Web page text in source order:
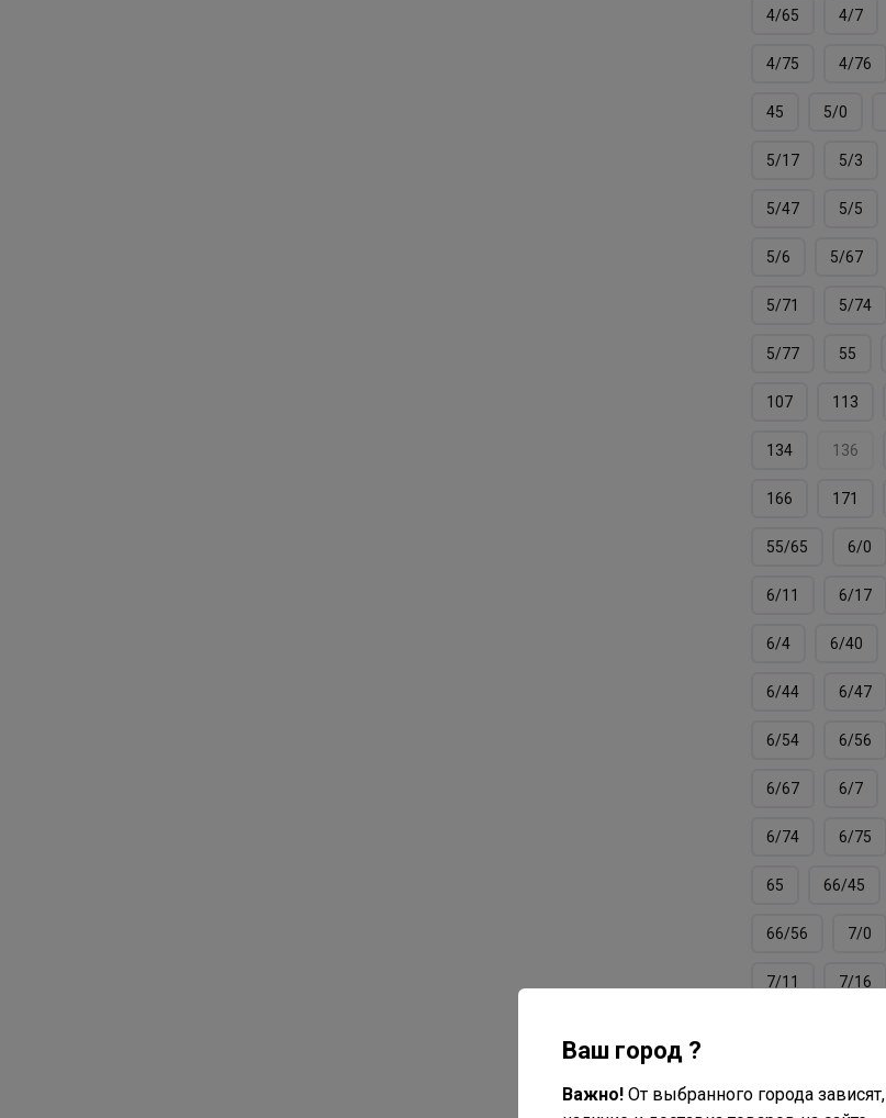
4/65 4/7
4/75 4/76
45 5/0
5/17 5/3
5/47 5/5
5/6 5/67
5/71 5/74
5/77 55
107 113
134 136
166 171
55/65 6/0
6/11 6/17
6/4 6/40
6/44 6/47
6/54 6/56
6/67 6/7
6/74 6/75
65 66/45
66/56 7/0
7/11 7/16
Ваш город ?
Важно! От выбранного города зависят,